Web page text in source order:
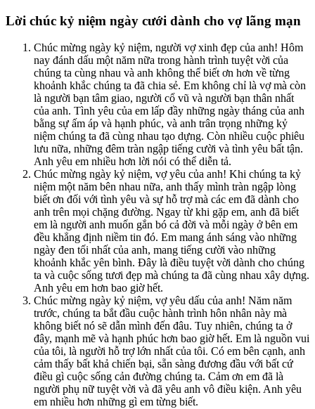
Lời chúc kỷ niệm ngày cưới dành cho vợ lãng mạn
Chúc mừng ngày kỷ niệm, người vợ xinh đẹp của anh! Hôm
nay đánh dấu một năm nữa trong hành trình tuyệt vời của
chúng ta cùng nhau và anh không thể biết ơn hơn về từng
khoảnh khắc chúng ta đã chia sẻ. Em không chỉ là vợ mà còn
là người bạn tâm giao, người cổ vũ và người bạn thân nhất
của anh. Tình yêu của em lấp đầy những ngày tháng của anh
bằng sự ấm áp và hạnh phúc, và anh trân trọng những kỷ
niệm chúng ta đã cùng nhau tạo dựng. Còn nhiều cuộc phiêu
lưu nữa, những đêm tràn ngập tiếng cười và tình yêu bất tận.
Anh yêu em nhiều hơn lời nói có thể diễn tả.
Chúc mừng ngày kỷ niệm, vợ yêu của anh! Khi chúng ta kỷ
niệm một năm bên nhau nữa, anh thấy mình tràn ngập lòng
biết ơn đối với tình yêu và sự hỗ trợ mà các em đã dành cho
anh trên mọi chặng đường. Ngay từ khi gặp em, anh đã biết
em là người anh muốn gắn bó cả đời và mỗi ngày ở bên em
đều khẳng định niềm tin đó. Em mang ánh sáng vào những
ngày đen tối nhất của anh, mang tiếng cười vào những
khoảnh khắc yên bình. Đây là điều tuyệt vời dành cho chúng
ta và cuộc sống tươi đẹp mà chúng ta đã cùng nhau xây dựng.
Anh yêu em hơn bao giờ hết.
Chúc mừng ngày kỷ niệm, vợ yêu dấu của anh! Năm năm
trước, chúng ta bắt đầu cuộc hành trình hôn nhân này mà
không biết nó sẽ dẫn mình đến đâu. Tuy nhiên, chúng ta ở
đây, mạnh mẽ và hạnh phúc hơn bao giờ hết. Em là nguồn vui
của tôi, là người hỗ trợ lớn nhất của tôi. Có em bên cạnh, anh
cảm thấy bất khả chiến bại, sẵn sàng đương đầu với bất cứ
điều gì cuộc sống cản đường chúng ta. Cảm ơn em đã là
người phụ nữ tuyệt vời và đã yêu anh vô điều kiện. Anh yêu
em nhiều hơn những gì em từng biết.